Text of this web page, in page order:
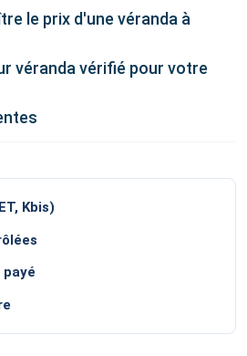
le prix d'une véranda à
véranda vérifié pour votre
Kbis)